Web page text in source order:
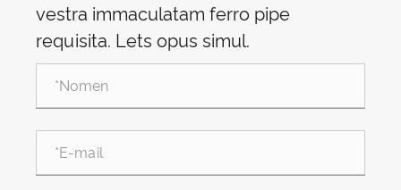
vestra immaculatam ferro pipe
requisita. Lets opus simul.